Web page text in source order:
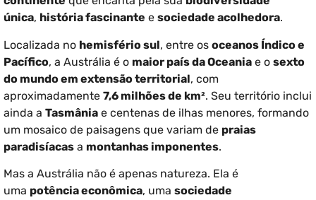
única, história fascinante e sociedade acolhedora.
Localizada no hemisfério sul, entre os oceanos Índico e
Pacífico, a Austrália é o maior país da Oceania e o sexto
do mundo em extensão territorial, com
aproximadamente 7,6 milhões de km². Seu território inclui
ainda a Tasmânia e centenas de ilhas menores, formando
um mosaico de paisagens que variam de praias
paradisíacas a montanhas imponentes.
Mas a Austrália não é apenas natureza. Ela é
uma potência econômica, uma sociedade